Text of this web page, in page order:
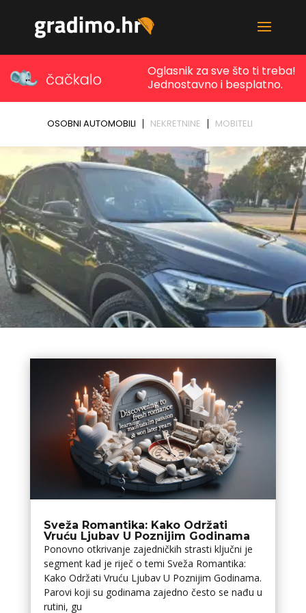
Sveža Romantika: Kako Održati
Vruću Ljubav U Poznijim Godinama
Ponovno otkrivanje zajedničkih strasti ključni je
segment kad je riječ o temi Sveža Romantika:
Kako Održati Vruću Ljubav U Poznijim Godinama.
Parovi koji su godinama zajedno često se nađu u
rutini, gu